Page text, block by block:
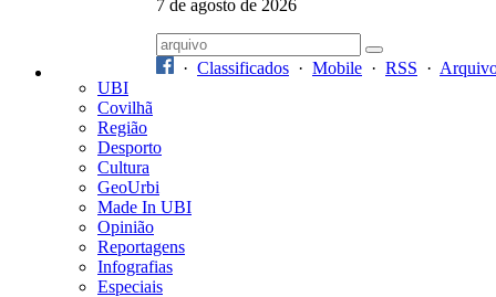
7 de agosto de 2026
· Classificados · Mobile · RSS ·
UBI
Covilhã
Região
Desporto
Cultura
GeoUrbi
Made In UBI
Opinião
Reportagens
Infografias
Especiais